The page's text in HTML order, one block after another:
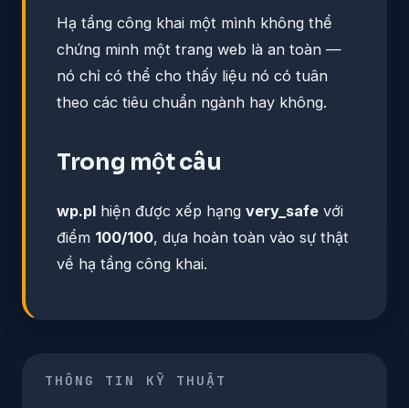
Hạ tầng công khai một mình không thể
chứng minh một trang web là an toàn —
nó chỉ có thể cho thấy liệu nó có tuân
theo các tiêu chuẩn ngành hay không.
Trong một câu
wp.pl hiện được xếp hạng very_safe với
điểm 100/100, dựa hoàn toàn vào sự thật
về hạ tầng công khai.
THÔNG TIN KỸ THUẬT